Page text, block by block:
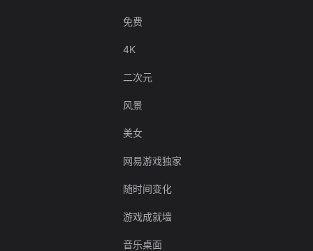
免费
4K
二次元
风景
美女
网易游戏独家
随时间变化
游戏成就墙
音乐桌面